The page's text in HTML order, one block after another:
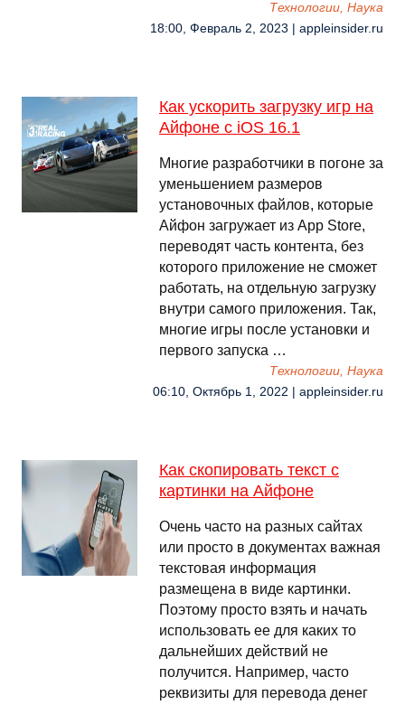
Технологии, Наука
18:00, Февраль 2, 2023 | appleinsider.ru
Как ускорить загрузку игр на
Айфоне с iOS 16.1
Многие разработчики в погоне за
уменьшением размеров
установочных файлов, которые
Айфон загружает из App Store,
переводят часть контента, без
которого приложение не сможет
работать, на отдельную загрузку
внутри самого приложения. Так,
многие игры после установки и
первого запуска …
Технологии, Наука
06:10, Октябрь 1, 2022 | appleinsider.ru
Как скопировать текст с
картинки на Айфоне
Очень часто на разных сайтах
или просто в документах важная
текстовая информация
размещена в виде картинки.
Поэтому просто взять и начать
использовать ее для каких то
дальнейших действий не
получится. Например, часто
реквизиты для перевода денег